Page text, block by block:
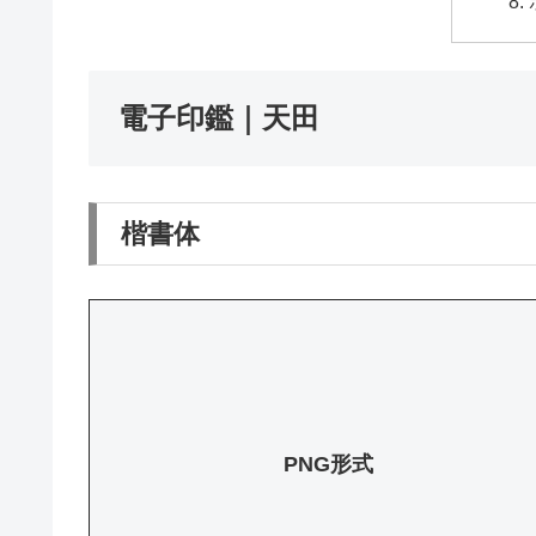
電子印鑑｜天田
楷書体
PNG形式